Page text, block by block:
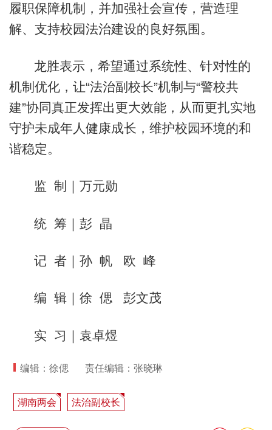
履职保障机制，并加强社会宣传，营造理
解、支持校园法治建设的良好氛围。
龙胜表示，希望通过系统性、针对性的
机制优化，让“法治副校长”机制与“警校共
建”协同真正发挥出更大效能，从而更扎实地
守护未成年人健康成长，维护校园环境的和
谐稳定。
监 制｜万元勋
统 筹｜彭 晶
记 者｜孙 帆 欧 峰
编 辑｜徐 偲 彭文茂
实 习｜袁卓煜
编辑：徐偲 责任编辑：张晓琳
湖南两会 法治副校长